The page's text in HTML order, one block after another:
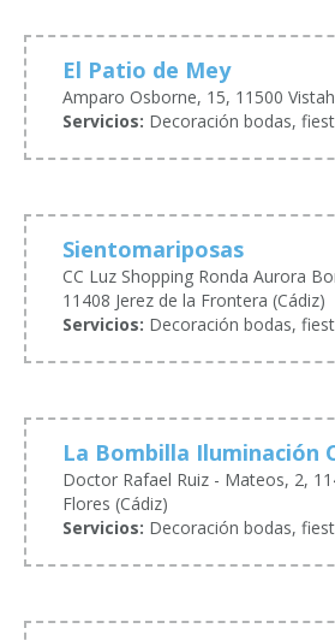
El Patio de Mey
Amparo Osborne, 15, 11500
Servicios: Decoración bodas,
Sientomariposas
CC Luz Shopping Ronda Aurora
11408 Jerez de la Frontera (Cádiz)
Servicios: Decoración bodas,
La Bombilla Iluminación
Doctor Rafael Ruiz - Mateos, 2,
Flores (Cádiz)
Servicios: Decoración bodas,